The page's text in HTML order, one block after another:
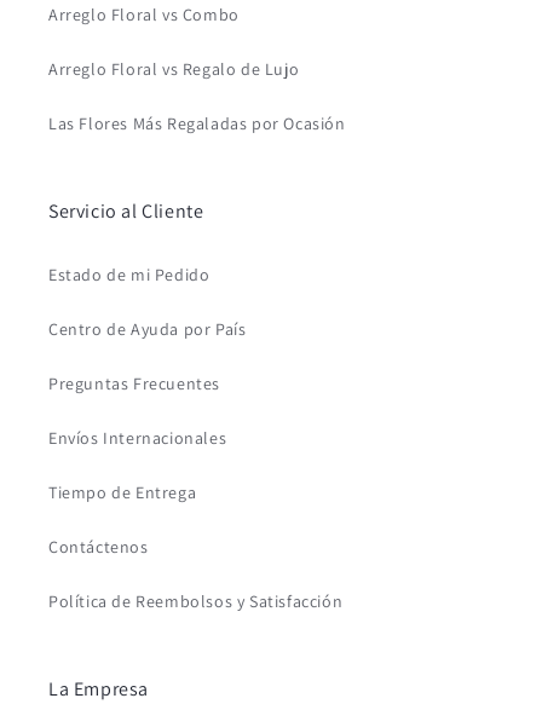
Arreglo Floral vs Combo
Arreglo Floral vs Regalo de Lujo
Las Flores Más Regaladas por Ocasión
Servicio al Cliente
Estado de mi Pedido
Centro de Ayuda por País
Preguntas Frecuentes
Envíos Internacionales
Tiempo de Entrega
Contáctenos
Política de Reembolsos y Satisfacción
La Empresa